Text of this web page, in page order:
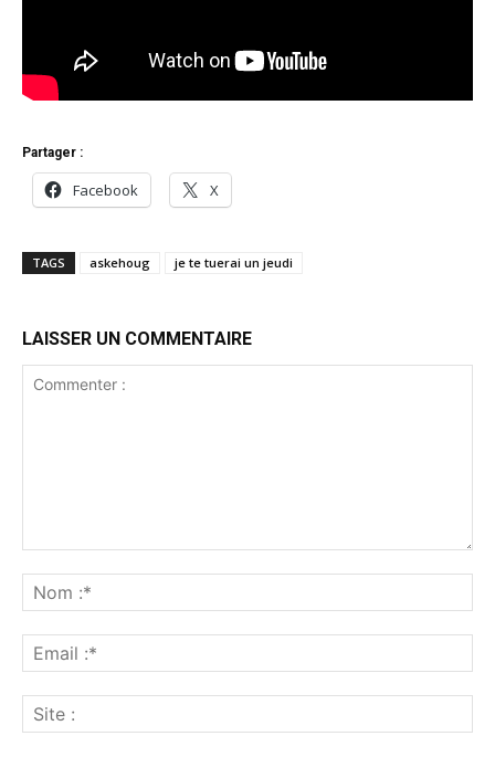
Partager :
Facebook X
TAGS askehoug je te tuerai un jeudi
LAISSER UN COMMENTAIRE